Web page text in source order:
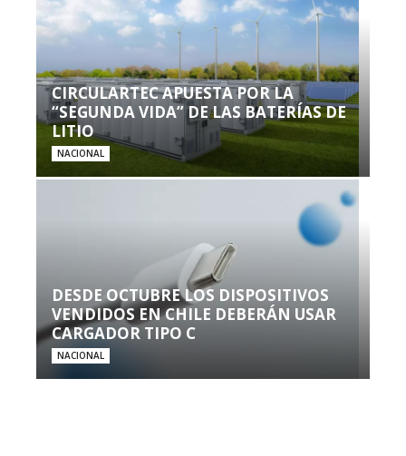
CIRCULARTEC APUESTA POR LA
“SEGUNDA VIDA” DE LAS BATERÍAS DE
LITIO
NACIONAL
DESDE OCTUBRE LOS DISPOSITIVOS
VENDIDOS EN CHILE DEBERÁN USAR
CARGADOR TIPO C
NACIONAL